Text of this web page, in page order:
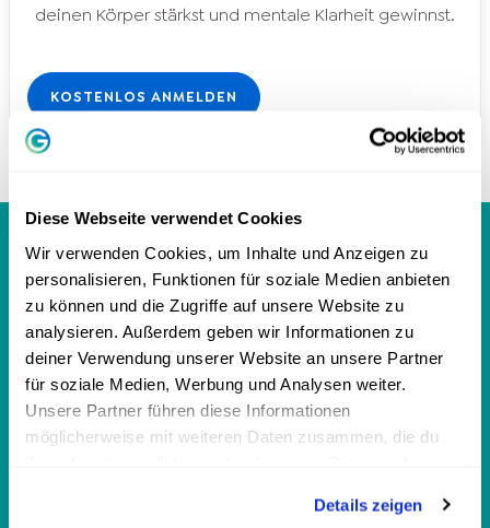
Diese Webseite verwendet Cookies
Wir verwenden Cookies, um Inhalte und Anzeigen zu
personalisieren, Funktionen für soziale Medien anbieten
zu können und die Zugriffe auf unsere Website zu
analysieren. Außerdem geben wir Informationen zu
deiner Verwendung unserer Website an unsere Partner
für soziale Medien, Werbung und Analysen weiter.
Unsere Partner führen diese Informationen
möglicherweise mit weiteren Daten zusammen, die du
Details zeigen
deinen Körper stärkst und mentale Klarheit gewinnst.
KOSTENLOS ANMELDEN
GREATOR MAGAZIN
Persönlichkeit
Persönlichkeitstest
MBTI Test - 16 Persönlichkeitstypen
Enneagramm: 9 Persönlichkeitstypen